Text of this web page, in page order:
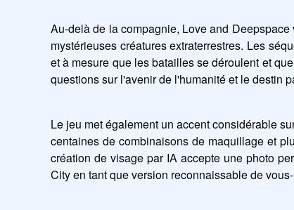
Au-delà de la compagnie, Love and
mystérieuses créatures extraterrestres. Les
et à mesure que les batailles se déroulent et
questions sur l'avenir de l'humanité et le destin
Le jeu met également un accent considérable
centaines de combinaisons de maquillage et
création de visage par IA accepte une photo
City en tant que version reconnaissable de